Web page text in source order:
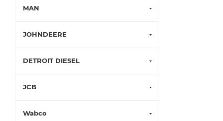
MAN
JOHNDEERE
DETROIT DIESEL
JCB
Wabco